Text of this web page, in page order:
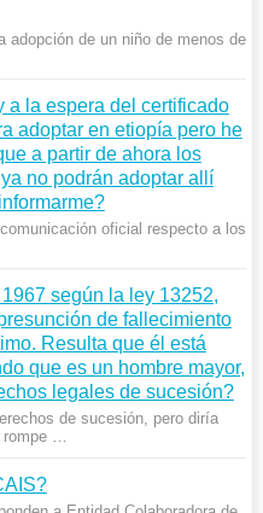
adopción de un niño de menos de
a la espera del certificado
adoptar en etiopía pero he
a partir de ahora los
no podrán adoptar allí
oficial respecto a los
según la ley 13252,
de fallecimiento
Resulta que él está
que es un hombre mayor,
legales de sucesión?
de sucesión, pero diría
…